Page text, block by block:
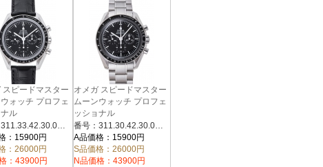
スピードマスター
ォッチ プロフェ
ル
ブラ
番号：311.33.42.30.01.002
：15900円
：26000円
：43900円
オメガ スピードマスター
ムーンウォッチ プロフェ
ッショナル
311.30.42.30.01.005 ブラ
ック
番号：311.30.42.30.01.005
A品価格：15900円
S品価格：26000円
N品価格：43900円